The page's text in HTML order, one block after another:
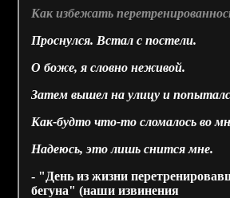
Как избежать
Проснулся. Встал с постели.
О боже, я словно неживой.
Затем вышел на улицу и
Как-будто что-то сломалось во
Надеюсь, это лишь снится мне.
- "День из жизни
бегуна" (наши извинения